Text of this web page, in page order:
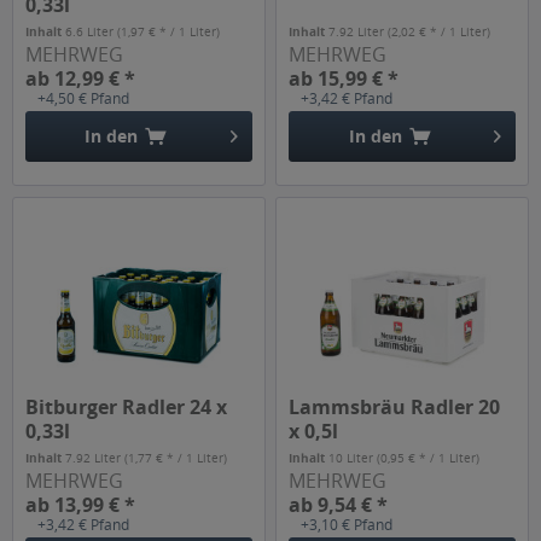
Inhalt 6.6 Liter(1,97 € * / 1 Liter)
MEHRWEG
ab 12,99 € *
+4,50 € Pfand
In den
Inhalt7.92 Liter(2,02 € * / 1 Liter)
MEHRWEG
ab 15,99 € *
+3,42 € Pfand
In den
Bitburger Radler 24 x
0,33l
Inhalt7.92 Liter(1,77 € * / 1 Liter)
MEHRWEG
ab 13,99 € *
+3,42 € Pfand
Lammsbräu Radler 20
x 0,5l
Inhalt 10 Liter(0,95 € * / 1 Liter)
MEHRWEG
ab 9,54 € *
+3,10 € Pfand